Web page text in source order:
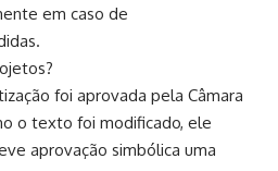
em caso de
foi aprovada pela Câmara
o texto foi modificado, ele
aprovação simbólica uma